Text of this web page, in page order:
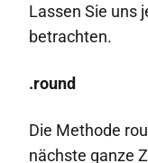
Lassen Sie uns
betrachten.
.round
Die Methode
nächste ganze